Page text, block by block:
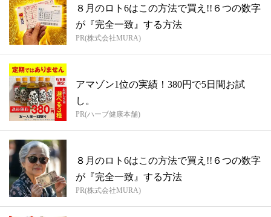
８月のロト6はこの方法で買え!!６つの数字
が『完全一致』する方法
PR(株式会社MURA)
アマゾン1位の実績！380円で5日間お試
し。
PR(ハーブ健康本舗)
８月のロト6はこの方法で買え!!６つの数字
が『完全一致』する方法
PR(株式会社MURA)